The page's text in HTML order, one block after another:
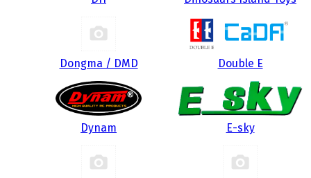
Dongma / DMD Double E
Dynam E-sky